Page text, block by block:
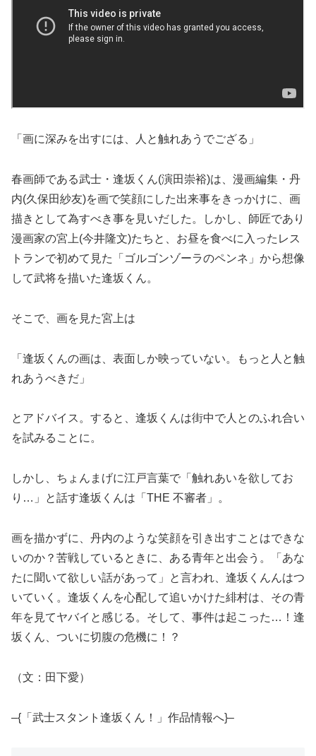
「画に深みを出すには、人と触れあうでござる」
春画師である武士・逢坂くん(演田崇裕)は、漫画編集・丹
内(久保田紗友)を画で笑顔にした出来事をきっかけに、画
描きとして為すべき事を見いだした。しかし、師匠であり
漫画家の宮上(今井隆文)たちと、お昼を食べに入ったレス
トランで初めて見た「ゴルゴンゾーラのペンネ」から想像
して武将を描いた逢坂くん。
そこで、画を見た宮上は
「逢坂くんの画は、表面しか映っていない。もっと人と触
れあうべきだ」
とアドバイス。すると、逢坂くんは街中で人とのふれ合い
を試みることに。
しかし、ちょんまげに江戸言葉で「触れあいを欲してお
り…」と話す逢坂くんは「THE 不審者」。
画を描かずに、丹内のような笑顔を引き出すことはできな
いのか？苦戦しているときに、ある青年と出会う。「あな
たに聞いて欲しい話があって」と言われ、逢坂くんんはつ
いていく。逢坂くんを心配して追いかけた緋村は、その青
年を見てヤバイと感じる。そして、事件は起こった…！逢
坂くん、ついに切腹の危機に！？
（文：田下愛）
–{「武士スタント逢坂くん！」作品情報へ}–